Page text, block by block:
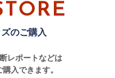
のご購入
レポートなどは
入できます。